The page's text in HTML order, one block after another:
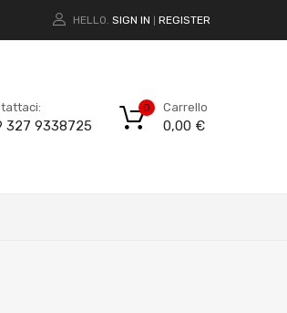
HELLO. SIGN IN REGISTER
327 9338725
Carrello
0,00 €
0